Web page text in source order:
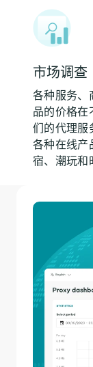
市场调查
各种服务、
品的价格在
们的代理服
各种在线产
宿、潮玩和